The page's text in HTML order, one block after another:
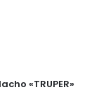
«TRUPER»